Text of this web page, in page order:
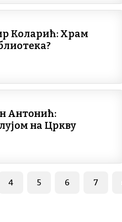
Коларић: Храм
Антонић:
на Цркву
Page
4 Page
5 Page
6 Page
7